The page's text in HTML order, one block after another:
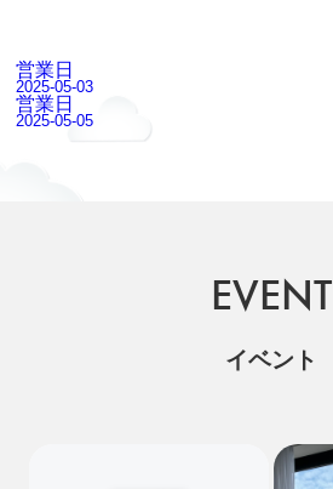
営業日
2025-05-03
営業日
2025-05-05
EVENT
イベント